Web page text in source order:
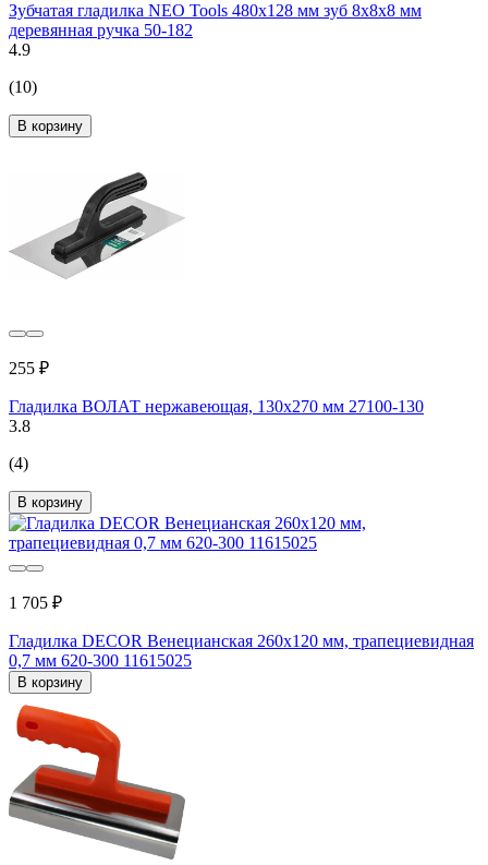
Зубчатая гладилка NEO Tools 480х128 мм зуб 8х8х8 мм
деревянная ручка 50-182
4.9
(10)
В корзину
255 ₽
Гладилка ВОЛАТ нержавеющая, 130x270 мм 27100-130
3.8
(4)
В корзину
1 705 ₽
Гладилка DECOR Венецианская 260х120 мм, трапециевидная
0,7 мм 620-300 11615025
В корзину